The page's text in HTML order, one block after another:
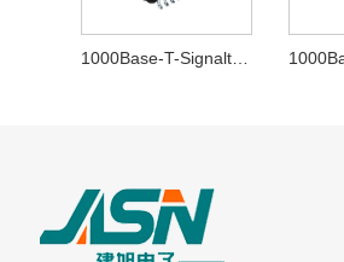
1000Base-T-Signaltransformator